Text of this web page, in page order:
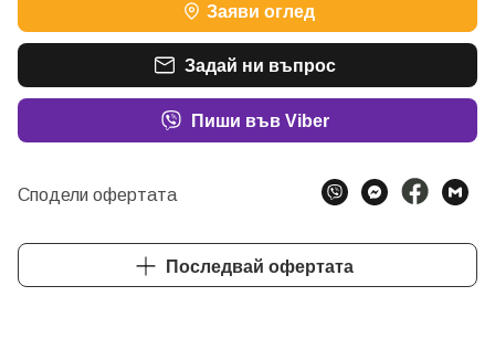
Заяви оглед
Задай ни въпрос
Пиши във Viber
Сподели офертата
Последвай офертата